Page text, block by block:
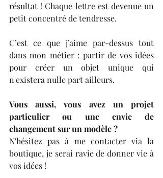
résultat ! Chaque lettre est devenue un
petit concentré de tendresse.
​C’est ce que j’aime par-dessus tout
dans mon métier : partir de vos idées
pour créer un objet unique qui
n'existera nulle part ailleurs.
​Vous aussi, vous avez un projet
particulier ou une envie de
changement sur un modèle ?
N'hésitez pas à me contacter via la
boutique, je serai ravie de donner vie à
vos idées !